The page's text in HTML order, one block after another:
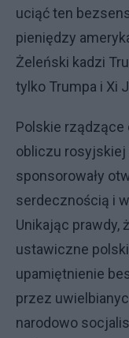
uciąć ten
pieniędzy
Żeleński kadzi
tylko Trumpa i Xi
Polskie rządzące
obliczu
sponsorowały
serdecznością i
Unikając prawdy,
ustawiczne
upamiętnienie
przez
narodowo